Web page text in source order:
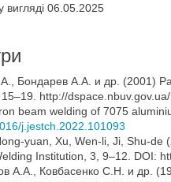
06.05.2025
Бондарев А.А. и др. (2001)
15–19. http://
beam welding of 7075
j.jestch.2022.101093
yuan, Xu, Wen-li, Ji, Shu-de
Institution, 3, 9–12. DOI:
А.А., Ковбасенко С.Н. и др.